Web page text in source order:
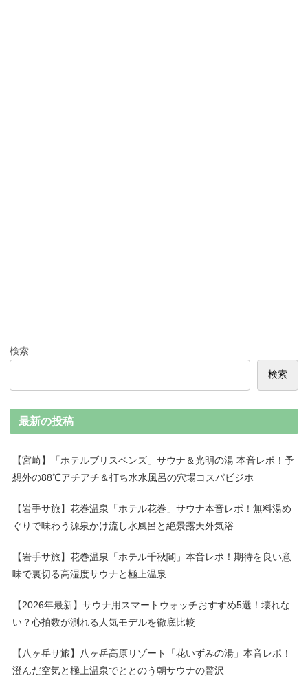
検索
検索
最新の投稿
【宮崎】「ホテルブリスベンズ」サウナ＆光明の湯 本音レポ！予
想外の88℃アチアチ＆打ち水水風呂の穴場コスパビジホ
【岩手サ旅】花巻温泉「ホテル花巻」サウナ本音レポ！無料湯め
ぐりで味わう源泉かけ流し水風呂と絶景露天外気浴
【岩手サ旅】花巻温泉「ホテル千秋閣」本音レポ！期待を良い意
味で裏切る高湿度サウナと極上温泉
【2026年最新】サウナ用スマートウォッチおすすめ5選！壊れな
い？心拍数が測れる人気モデルを徹底比較
【八ヶ岳サ旅】八ヶ岳高原リゾート「花いずみの湯」本音レポ！
澄んだ空気と極上温泉でととのう朝サウナの贅沢